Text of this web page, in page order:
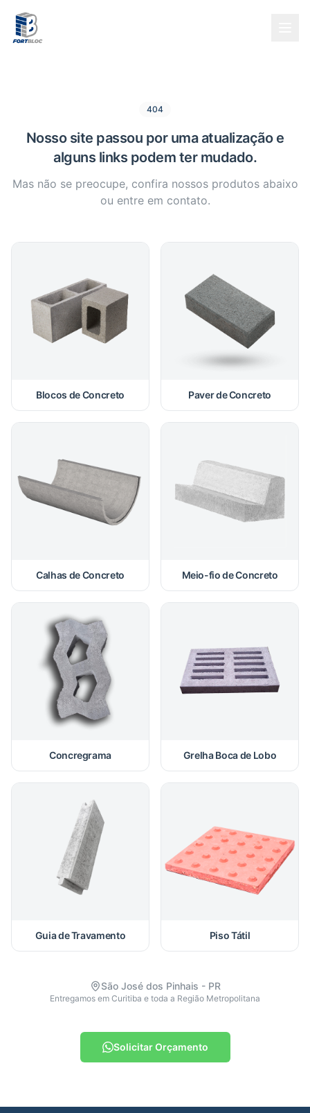
404
Nosso site passou por uma atualização e
alguns links podem ter mudado.
Mas não se preocupe, confira nossos produtos abaixo
ou entre em contato.
Blocos de Concreto Paver de Concreto
Calhas de Concreto Meio-fio de Concreto
Concregrama Grelha Boca de Lobo
Guia de Travamento Piso Tátil
São José dos Pinhais - PR
Entregamos em Curitiba e toda a Região Metropolitana
Solicitar Orçamento